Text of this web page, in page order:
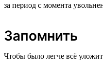
за период с момента
Запомнить
Чтобы было легче всё